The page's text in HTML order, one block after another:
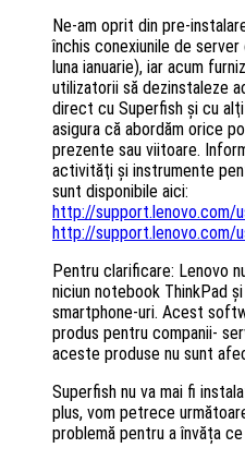
Ne-am oprit din pre-
închis conexiunile de
luna ianuarie), iar acum
utilizatorii să dezinstaleze
direct cu Superfish şi cu
asigura că abordăm orice
prezente sau viitoare.
activităţi şi instrumente
sunt disponibile aici:
http://support.lenovo.com/
http://support.lenovo.com/
Pentru clarificare: Lenovo
niciun notebook ThinkPad
smartphone-uri. Acest
produs pentru companii-
aceste produse nu sunt
Superfish nu va mai fi
plus, vom petrece
problemă pentru a învăța